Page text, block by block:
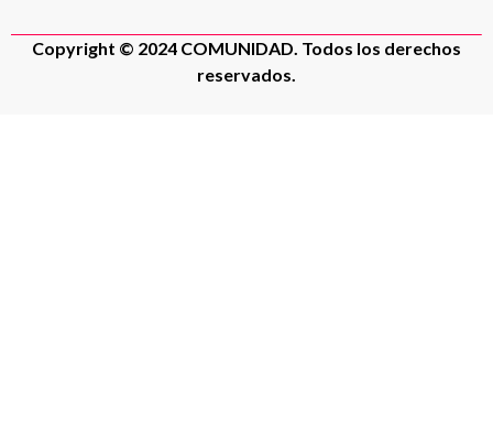
Copyright © 2024 COMUNIDAD. Todos los derechos
reservados.